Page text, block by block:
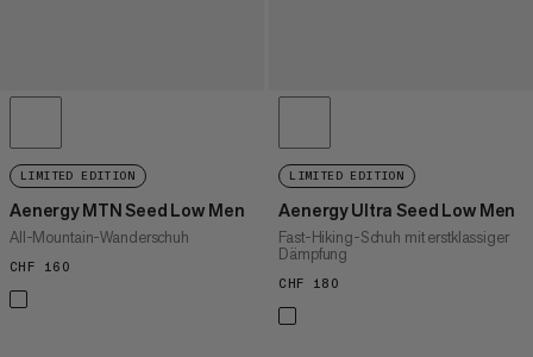
LIMITED EDITION
Aenergy MTN Seed Low Men
All-Mountain-Wanderschuh
CHF 160
LIMITED EDITION
Aenergy Ultra Seed Low Men
Fast-Hiking-Schuh mit erstklassiger
Dämpfung
CHF 180